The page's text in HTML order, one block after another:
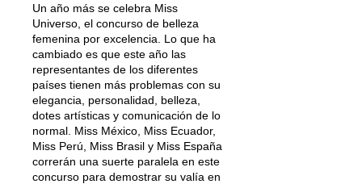
Un año más se celebra Miss
Universo, el concurso de belleza
femenina por excelencia. Lo que ha
cambiado es que este año las
representantes de los diferentes
países tienen más problemas con su
elegancia, personalidad, belleza,
dotes artísticas y comunicación de lo
normal. Miss México, Miss Ecuador,
Miss Perú, Miss Brasil y Miss España
correrán una suerte paralela en este
concurso para demostrar su valía en